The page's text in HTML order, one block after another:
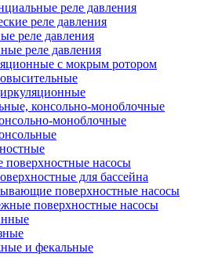
реле давления
реле давления
реле давления
реле давления
с мокрым ротором
консольно-моноблочные
моноблочные
поверхностные насосы
для бассейна
поверхностные насосы
поверхностные насосы
и фекальные